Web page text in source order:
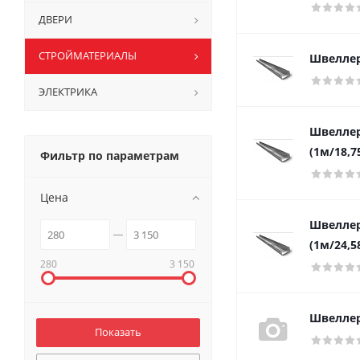
(1м/
(1м/
ДВЕРИ
СТРОЙМАТЕРИАЛЫ
ЭЛЕКТРИКА
Фильтр по параметрам
Цена
280 3 150